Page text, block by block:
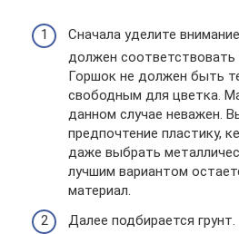
Сначала уделите
должен соответствовать
Горшок не должен быть
свободным для цветка.
данном случае неважен.
предпочтение пластику,
даже выбрать
лучшим вариантом
материал.
Далее подбирается грунт.